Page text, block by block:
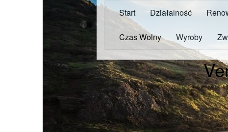
Start Działalność
Czas Wolny Wyroby